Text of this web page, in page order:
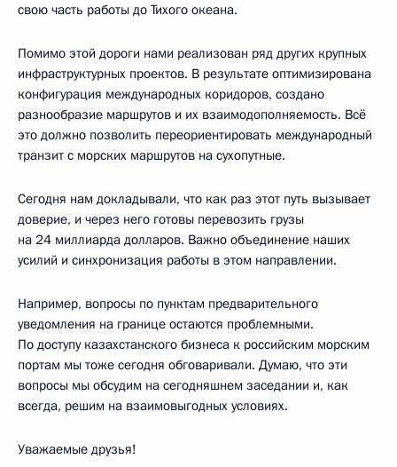
свою часть работы до Тихого океана.
Помимо этой дороги нами реализован ряд других крупных
инфраструктурных проектов. В результате оптимизирована
конфигурация международных коридоров, создано
разнообразие маршрутов и их взаимодополняемость. Всё
это должно позволить переориентировать международный
транзит с морских маршрутов на сухопутные.
Сегодня нам докладывали, что как раз этот путь вызывает
доверие, и через него готовы перевозить грузы
на 24 миллиарда долларов. Важно объединение наших
усилий и синхронизация работы в этом направлении.
Например, вопросы по пунктам предварительного
уведомления на границе остаются проблемными.
По доступу казахстанского бизнеса к российским морским
портам мы тоже сегодня обговаривали. Думаю, что эти
вопросы мы обсудим на сегодняшнем заседании и, как
всегда, решим на взаимовыгодных условиях.
Уважаемые друзья!